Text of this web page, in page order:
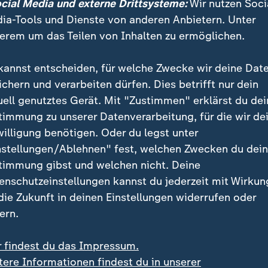
das sind nicht nur Hamas-Kämpfer. Wir sehen
ist mit Waffen oder gekämpft hat. Wir
Ein Klick für den Datenschutz
von ZDFheute Infografiken nutzen wir die
Erst wenn Sie hier klicken, werden die Grafiken
wird dabei an externe Server von Datawrapper
von Datawrapper können Sie sich auf der
Um Ihre künftigen Besuche zu erleichtern,
in den Datenschutzeinstellungen
Bereich „Meine News“ jederzeit widerrufen.
Media und externe Drittsysteme:Wir nutzen
Tools und Dienste von anderen Anbietern. Unter
um das Teilen von Inhalten zu ermöglichen.
entscheiden, für welche Zwecke wir deine
und verarbeiten dürfen. Dies betrifft nur dein
genutztes Gerät. Mit "Zustimmen" erklärst du
zu unserer Datenverarbeitung, für die wir
benötigen. Oder du legst unter
Ablehnen" fest, welchen Zwecken du
gibst und welchen nicht. Deine
kannst du jederzeit mit
Zukunft in deinen Einstellungen widerrufen oder
findest du das Impressum.
Informationen findest du in unserer